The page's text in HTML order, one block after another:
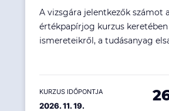
A vizsgára jelentkezők számot
értékpapírjog kurzus
ismereteikről, a tudásanyag
KURZUS IDŐPONTJA
2026. 11. 19.